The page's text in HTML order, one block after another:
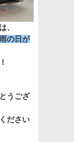
、
の日が
うござ
ださい